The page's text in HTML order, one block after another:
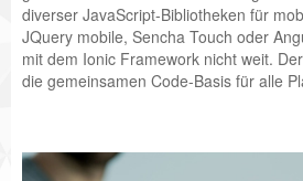
diverser JavaScript-Bibliotheken für
JQuery mobile, Sencha Touch oder
mit dem Ionic Framework nicht weit.
die gemeinsamen Code-Basis für alle